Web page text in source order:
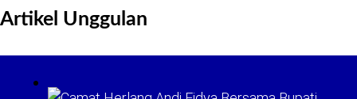
Artikel Unggulan